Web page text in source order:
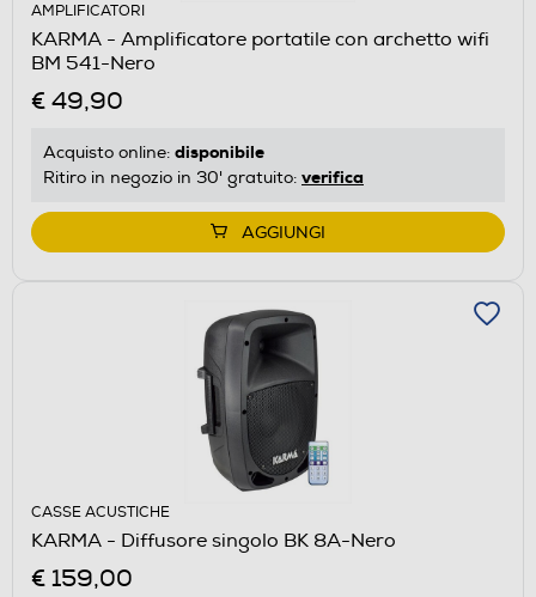
AMPLIFICATORI
KARMA - Amplificatore portatile con archetto wifi
BM 541-Nero
€ 49,90
Acquisto online: disponibile
Ritiro in negozio in 30' gratuito: verifica
AGGIUNGI
CASSE ACUSTICHE
KARMA - Diffusore singolo BK 8A-Nero
€ 159,00